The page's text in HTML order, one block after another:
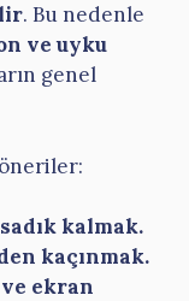
. Bu nedenle
ve uyku
genel
kalmak.
kaçınmak.
ekran